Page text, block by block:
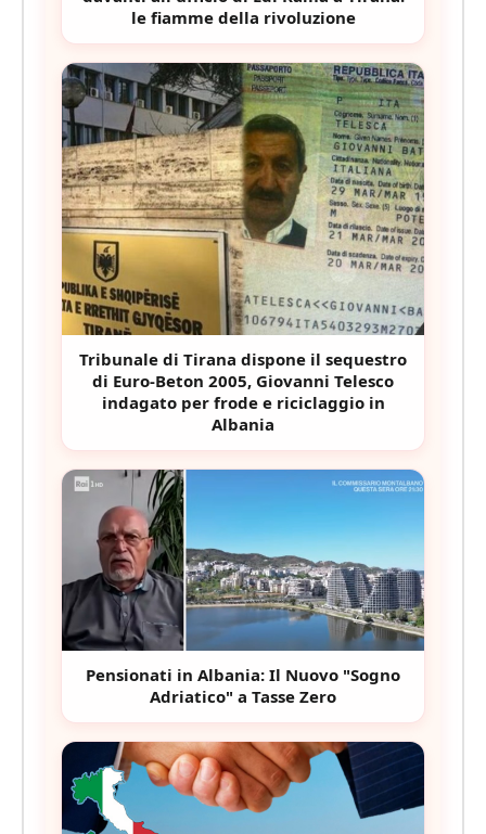
le fiamme della rivoluzione
Tribunale di Tirana dispone il sequestro
di Euro-Beton 2005, Giovanni Telesco
indagato per frode e riciclaggio in
Albania
Pensionati in Albania: Il Nuovo "Sogno
Adriatico" a Tasse Zero